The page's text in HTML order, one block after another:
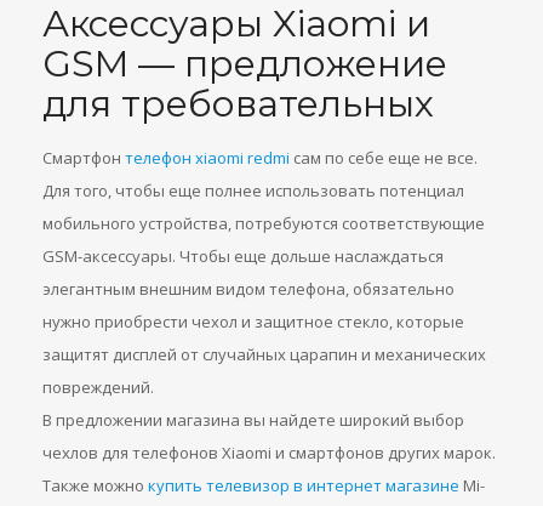
Аксессуары Xiaomi и
GSM — предложение
для требовательных
Смартфон телефон xiaomi redmi сам по себе еще не все.
Для того, чтобы еще полнее использовать потенциал
мобильного устройства, потребуются соответствующие
GSM-аксессуары. Чтобы еще дольше наслаждаться
элегантным внешним видом телефона, обязательно
нужно приобрести чехол и защитное стекло, которые
защитят дисплей от случайных царапин и механических
повреждений.
В предложении магазина вы найдете широкий выбор
чехлов для телефонов Xiaomi и смартфонов других марок.
Также можно купить телевизор в интернет магазине Mi-